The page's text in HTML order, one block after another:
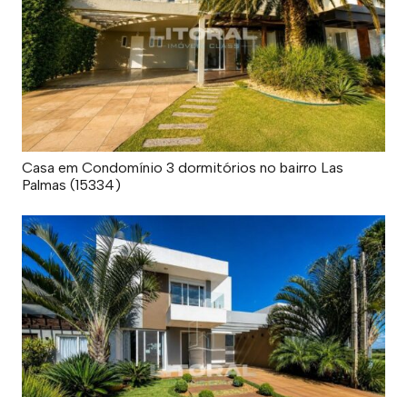
Casa em Condomínio 3 dormitórios no bairro Las
Palmas (15334)